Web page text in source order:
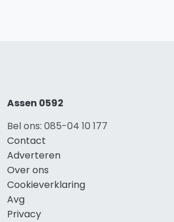
Assen 0592
Bel ons: 085-04 10 177
Contact
Adverteren
Over ons
Cookieverklaring
Avg
Privacy